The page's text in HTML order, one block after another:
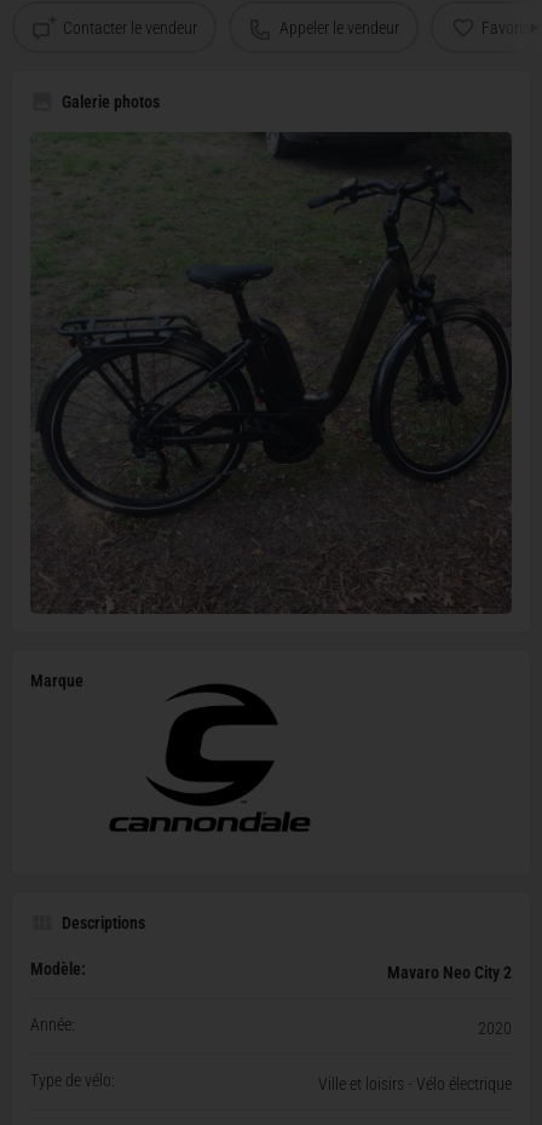
Contacter le vendeur Appeler le vendeur Favoris
Galerie photos
Marque
Descriptions
Modèle: Mavaro Neo City 2
Année: 2020
Type de vélo: Ville et loisirs - Vélo électrique